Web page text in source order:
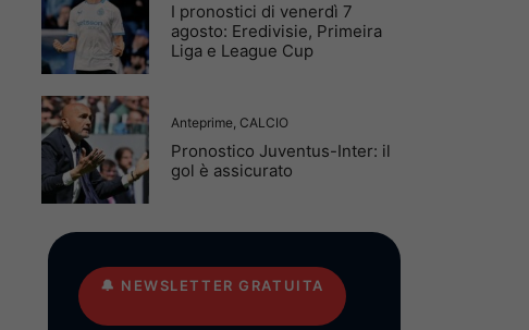
I pronostici di venerdì 7
agosto: Eredivisie, Primeira
Liga e League Cup
Anteprime, CALCIO
Pronostico Juventus-Inter: il
gol è assicurato
🔔 NEWSLETTER GRATUITA